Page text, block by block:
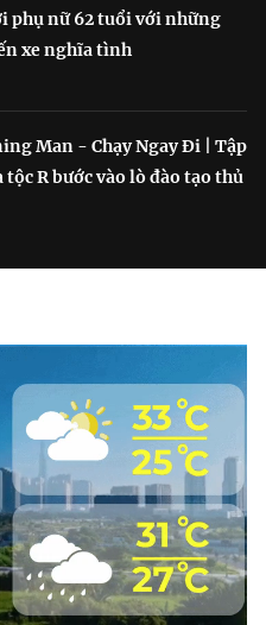
phụ nữ 62 tuổi với những
xe nghĩa tình
Man - Chạy Ngay Đi | Tập
tộc R bước vào lò đào tạo thủ